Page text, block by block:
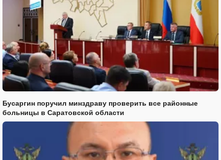
Бусаргин поручил минздраву проверить все районные
больницы в Саратовской области